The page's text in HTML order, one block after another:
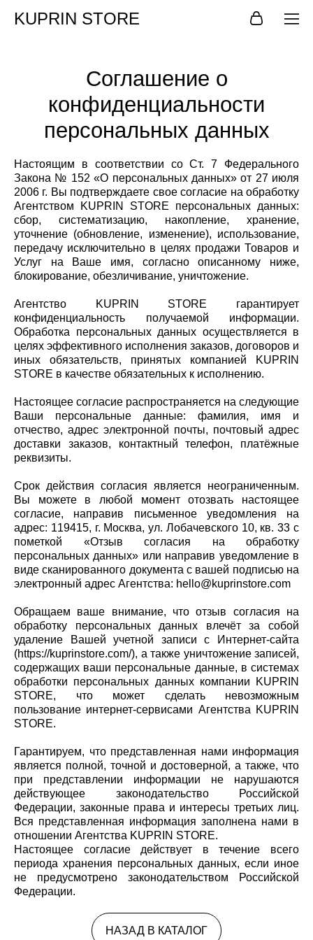
KUPRIN STORE
Соглашение о
конфиденциальности
персональных данных
Настоящим в соответствии со Ст. 7 Федерального
Закона № 152 «О персональных данных» от 27 июля
2006 г. Вы подтверждаете свое согласие на обработку
Агентством KUPRIN STORE персональных данных:
сбор, систематизацию, накопление, хранение,
уточнение (обновление, изменение), использование,
передачу исключительно в целях продажи Товаров и
Услуг на Ваше имя, согласно описанному ниже,
блокирование, обезличивание, уничтожение.
Агентство KUPRIN STORE гарантирует
конфиденциальность получаемой информации.
Обработка персональных данных осуществляется в
целях эффективного исполнения заказов, договоров и
иных обязательств, принятых компанией KUPRIN
STORE в качестве обязательных к исполнению.
Настоящее согласие распространяется на следующие
Ваши персональные данные: фамилия, имя и
отчество, адрес электронной почты, почтовый адрес
доставки заказов, контактный телефон, платёжные
реквизиты.
Срок действия согласия является неограниченным.
Вы можете в любой момент отозвать настоящее
согласие, направив письменное уведомления на
адрес: 119415, г. Москва, ул. Лобачевского 10, кв. 33 с
пометкой «Отзыв согласия на обработку
персональных данных» или направив уведомление в
виде сканированного документа с вашей подписью на
электронный адрес Агентства: hello@kuprinstore.com
Обращаем ваше внимание, что отзыв согласия на
обработку персональных данных влечёт за собой
удаление Вашей учетной записи с Интернет-сайта
(https://kuprinstore.com/), а также уничтожение записей,
содержащих ваши персональные данные, в системах
обработки персональных данных компании KUPRIN
STORE, что может сделать невозможным
пользование интернет-сервисами Агентства KUPRIN
STORE.
Гарантируем, что представленная нами информация
является полной, точной и достоверной, а также, что
при представлении информации не нарушаются
действующее законодательство Российской
Федерации, законные права и интересы третьих лиц.
Вся представленная информация заполнена нами в
отношении Агентства KUPRIN STORE.
Настоящее согласие действует в течение всего
периода хранения персональных данных, если иное
не предусмотрено законодательством Российской
Федерации.
НАЗАД В КАТАЛОГ